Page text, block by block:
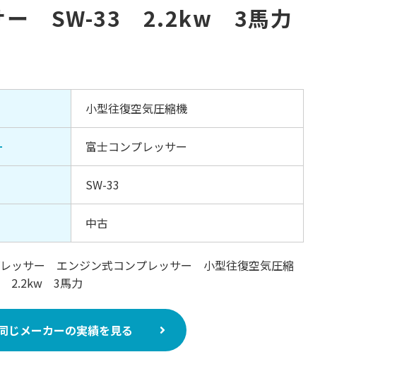
サー SW-33 2.2kw 3馬力
小型往復空気圧縮機
富士コンプレッサー
SW-33
中古
ッサー エンジン式コンプレッサー 小型往復空気圧縮
2.2kw 3馬力
じメーカーの実績を見る